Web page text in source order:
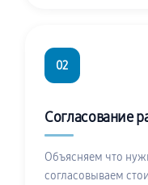
02
Согласование
Объясняем что
согласовываем